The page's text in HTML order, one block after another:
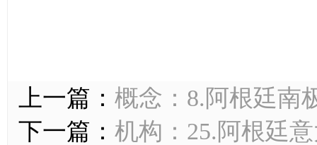
上一篇： 概念：8.阿根廷南
下一篇： 机构：25.阿根廷